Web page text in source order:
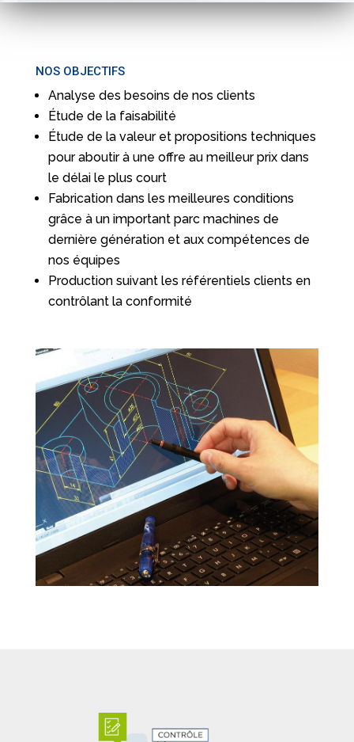
NOS OBJECTIFS
Analyse des besoins de nos clients
Étude de la faisabilité
Étude de la valeur et propositions techniques
pour aboutir à une offre au meilleur prix dans
le délai le plus court
Fabrication dans les meilleures conditions
grâce à un important parc machines de
dernière génération et aux compétences de
nos équipes
Production suivant les référentiels clients en
contrôlant la conformité